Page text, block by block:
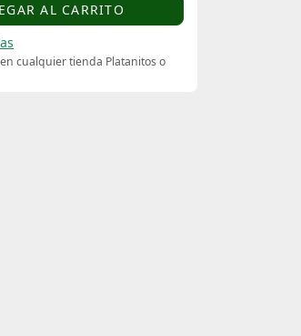
AL CARRITO
cualquier tienda Platanitos o